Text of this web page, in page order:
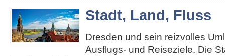
Stadt, Land, Fluss
Dresden und sein reizvolles
Ausflugs- und Reiseziele. Die